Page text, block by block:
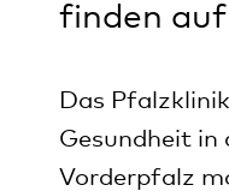
finden auf
Das
Gesundheit in
Vorderpfalz